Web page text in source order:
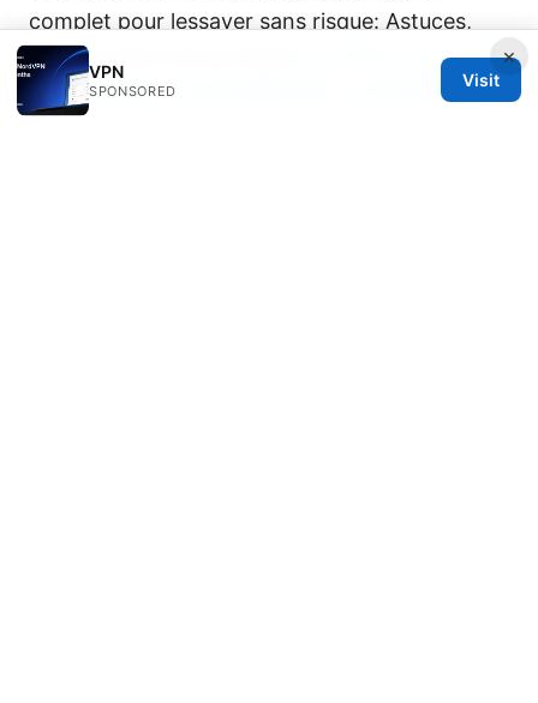
complet pour lessayer sans risque: Astuces,
tests et alternatives fiables
2026年NordVPN價
格方案全解析：如何挑選最划算、必學省錢策略
×
VPN
SPONSORED
Visit